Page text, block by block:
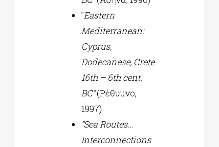
“Eastern
Mediterranean:
Cyprus,
Dodecanese, Crete
16th – 6th cent.
BC”(Ρέθυμνο,
1997)
“Sea Routes…
Interconnections